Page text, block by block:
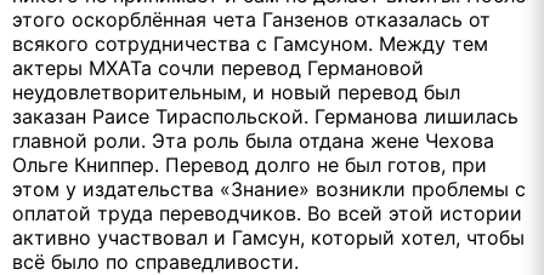
этого оскорблённая чета Ганзенов отказалась от
всякого сотрудничества с Гамсуном. Между тем
актеры МХАТа сочли перевод Германовой
неудовлетворительным, и новый перевод был
заказан Раисе Тираспольской. Германова лишилась
главной роли. Эта роль была отдана жене Чехова
Ольге Книппер. Перевод долго не был готов, при
этом у издательства «Знание» возникли проблемы с
оплатой труда переводчиков. Во всей этой истории
активно участвовал и Гамсун, который хотел, чтобы
всё было по справедливости.